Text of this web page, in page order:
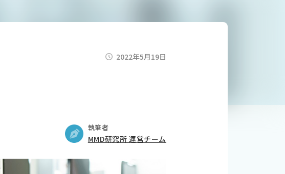
2022年5月19日
執筆者
MMD研究所 運営チーム